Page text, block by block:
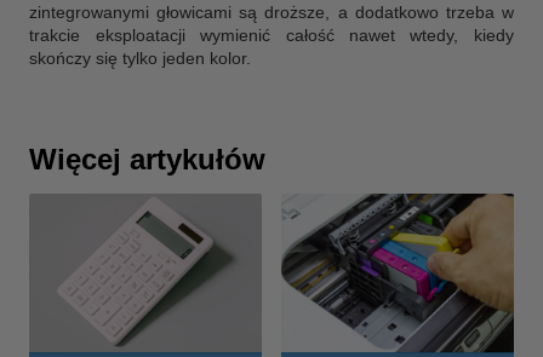
zintegrowanymi głowicami są droższe, a dodatkowo trzeba w
trakcie eksploatacji wymienić całość nawet wtedy, kiedy
skończy się tylko jeden kolor.
Więcej artykułów